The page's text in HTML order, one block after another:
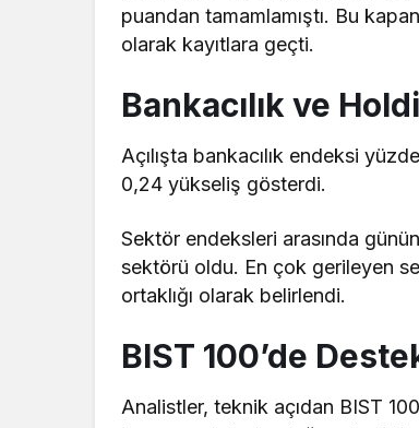
puandan tamamlamıştı. Bu
olarak kayıtlara geçti.
Bankacılık ve
Açılışta bankacılık endeksi
0,24 yükseliş gösterdi.
Sektör endeksleri arasında
sektörü oldu. En çok gerileyen
ortaklığı olarak belirlendi.
BIST 100’de
Analistler, teknik açıdan BIST